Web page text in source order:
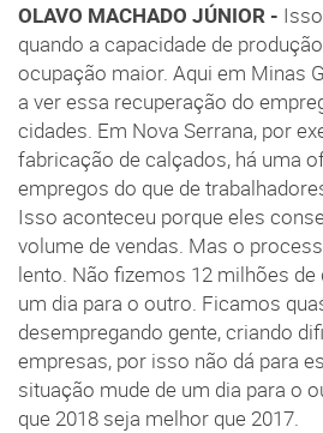
OLAVO MACHADO JÚNIOR -
quando a capacidade de
ocupação maior. Aqui em Minas
a ver essa recuperação do
cidades. Em Nova Serrana, por
fabricação de calçados, há uma
empregos do que de
Isso aconteceu porque eles
volume de vendas. Mas o
lento. Não fizemos 12 milhões
um dia para o outro. Ficamos
desempregando gente, criando
empresas, por isso não dá para
situação mude de um dia para o
que 2018 seja melhor que 2017.